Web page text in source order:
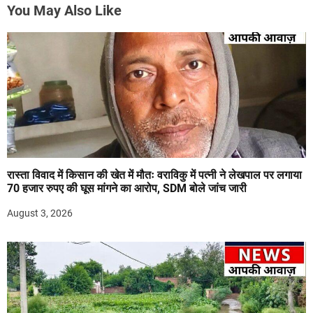
You May Also Like
रास्ता विवाद में किसान की खेत में मौतः वराविकु में पत्नी ने लेखपाल पर लगाया
70 हजार रुपए की घूस मांगने का आरोप, SDM बोले जांच जारी
August 3, 2026